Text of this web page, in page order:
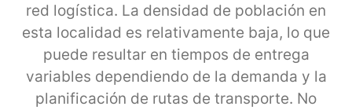
red logística. La densidad de población en
esta localidad es relativamente baja, lo que
puede resultar en tiempos de entrega
variables dependiendo de la demanda y la
planificación de rutas de transporte. No